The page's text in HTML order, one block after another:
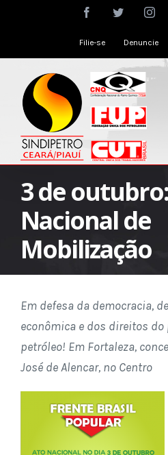
facebooktwitter
Filie-se Denuncie
3 de
Nacional de
Mobilização
Em defesa da democracia,
econômica e dos direitos
petróleo! Em Fortaleza,
José de Alencar, no Centro